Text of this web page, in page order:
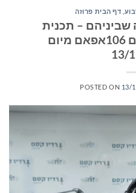
דף הבית פרוזה
שביניהם – תכנית
ראיונות ברדיו קסם 106אפאם מיום
13/
POSTED ON 13/